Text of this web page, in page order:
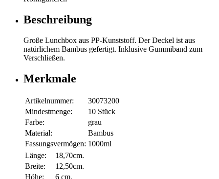
Beschreibung
Große Lunchbox aus PP-Kunststoff. Der Deckel ist aus
natürlichem Bambus gefertigt. Inklusive Gummiband zum
Verschließen.
Merkmale
Artikelnummer:
30073200
Mindestmenge:
10 Stück
Farbe:
grau
Material:
Bambus
Fassungsvermögen: 1000ml
Länge:
18,70cm.
Breite:
12,50cm.
Höhe:
6 cm.